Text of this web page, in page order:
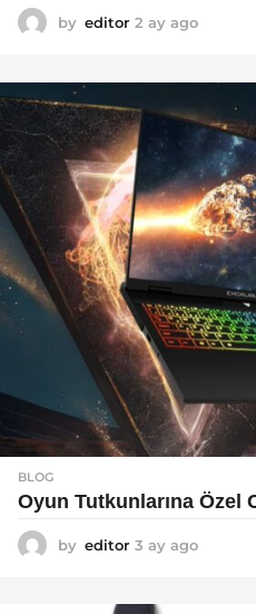
by editor 2 ay ago
a
o
BLOG
Oyun Tutkunlarına Özel
by editor 3 ay ago